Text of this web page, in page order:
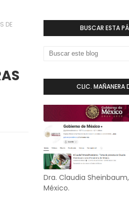
DE
BUSCAR ESTA
CLIC. MAÑANERA
Dra. Claudia
México.